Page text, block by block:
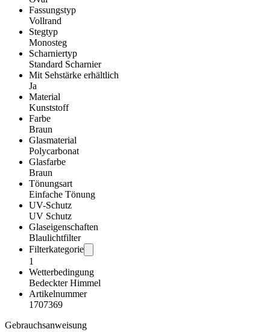
Fassungstyp
Vollrand
Stegtyp
Monosteg
Scharniertyp
Standard Scharnier
Mit Sehstärke erhältlich
Ja
Material
Kunststoff
Farbe
Braun
Glasmaterial
Polycarbonat
Glasfarbe
Braun
Tönungsart
Einfache Tönung
UV-Schutz
UV Schutz
Glaseigenschaften
Blaulichtfilter
Filterkategorie
1
Wetterbedingung
Bedeckter Himmel
Artikelnummer
1707369
Gebrauchsanweisung